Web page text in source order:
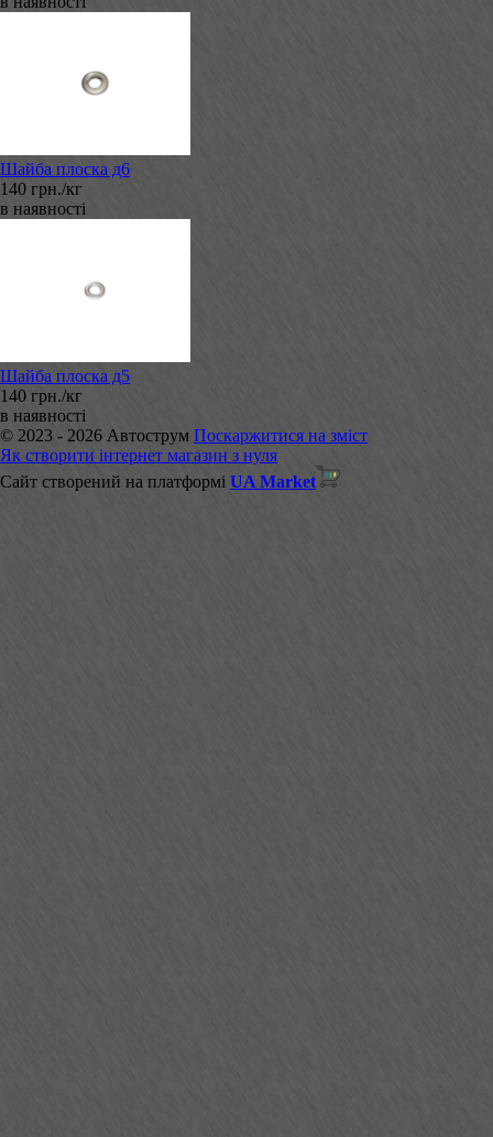
Шайба плоска д6
140 грн./кг
в наявності
Шайба плоска д5
140 грн./кг
в наявності
© 2023 - 2026 Автострум Поскаржитися на зміст
Як створити інтернет магазин з нуля
Сайт створений на платформі UA Market